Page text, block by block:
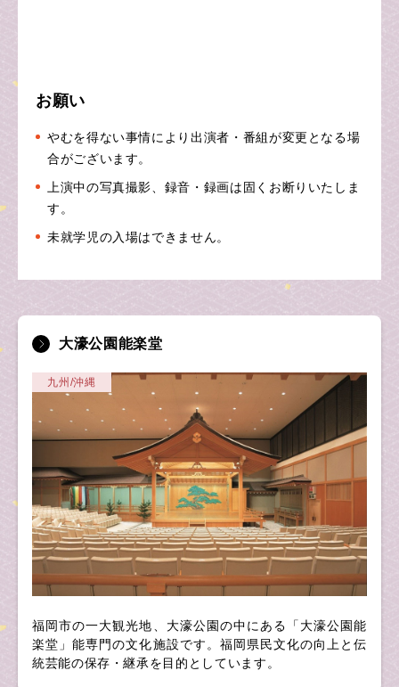
お願い
やむを得ない事情により出演者・番組が変更となる場
合がございます。
上演中の写真撮影、録音・録画は固くお断りいたしま
す。
未就学児の入場はできません。
大濠公園能楽堂
九州/沖縄
福岡市の一大観光地、大濠公園の中にある「大濠公園能
楽堂」能専門の文化施設です。福岡県民文化の向上と伝
統芸能の保存・継承を目的としています。